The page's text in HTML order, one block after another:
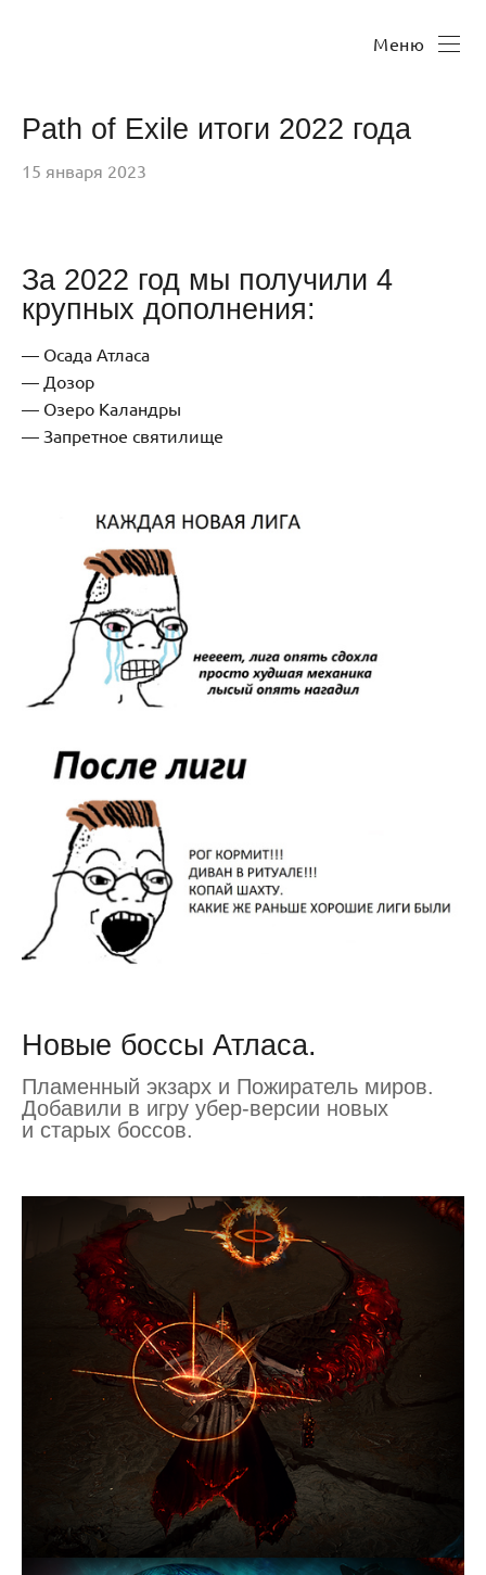
Меню
Path of Exile итоги 2022 года
15 января 2023
За 2022 год мы получили 4
крупных дополнения:
Осада Атласа
Дозор
Озеро Каландры
Запретное святилище
Новые боссы Атласа.
Пламенный экзарх и Пожиратель миров.
Добавили в игру убер-версии новых
и старых боссов.